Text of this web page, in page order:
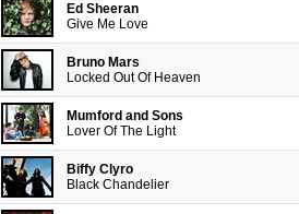
Ed Sheeran
Give Me Love
Bruno Mars
Locked Out Of Heaven
Mumford and Sons
Lover Of The Light
Biffy Clyro
Black Chandelier